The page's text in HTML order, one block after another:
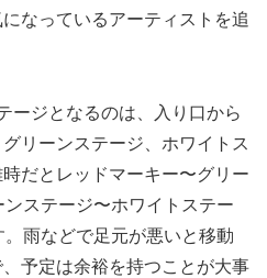
なっているアーティストを追
ージとなるのは、入り口から
リーンステージ、ホワイトス
だとレッドマーキー〜グリー
ステージ〜ホワイトステー
雨などで足元が悪いと移動
予定は余裕を持つことが大事